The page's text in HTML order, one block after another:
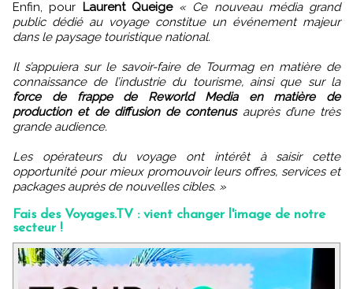
Enfin, pour Laurent Queige « Ce nouveau média grand
public dédié au voyage constitue un événement majeur
dans le paysage touristique national.
Il s’appuiera sur le savoir-faire de Tourmag en matière de
connaissance de l’industrie du tourisme, ainsi que sur la
force de frappe de Reworld Media en matière de
production et de diffusion de contenusauprès d’une très
grande audience.
Les opérateurs du voyage ont intérêt à saisir cette
opportunité pour mieux promouvoir leurs offres, services et
packages auprès de nouvelles cibles. »
Fais des Voyages.TV : vient changer l'image de notre
secteur !